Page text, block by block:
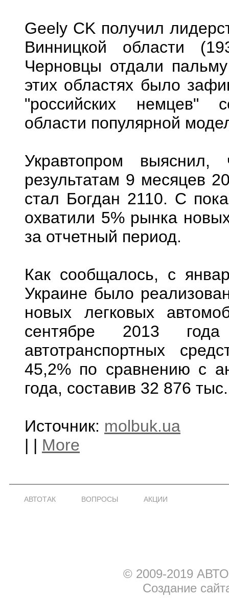
Geely CK получил
Винницкой области
Черновцы отдали
этих областях было
"российских немцев"
области популярной
Укравтопром
результатам 9 месяцев
стал Богдан 2110. С
охватили 5% рынка
за отчетный период.
Как сообщалось, с
Украине было
новых легковых
сентябре 2013
автотранспортных
45,2% по сравнению с
года, составив 32 876
Источник: molbuk.ua
| | More
АВТОТАК ВОПРОСЫ АКЦИИ
© 2009-2019
Создание